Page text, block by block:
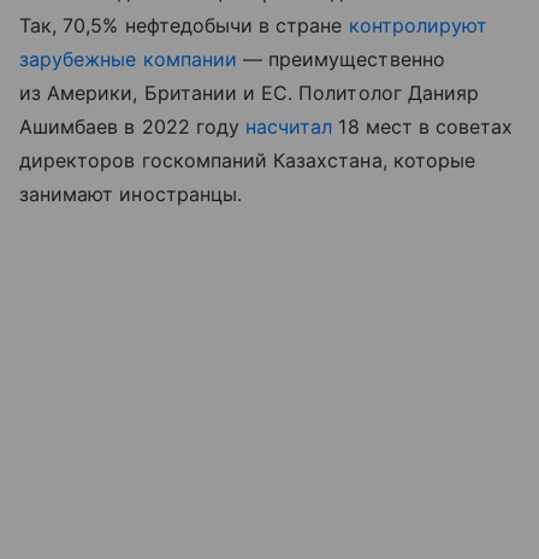
Так, 70,5% нефтедобычи в стране контролируют
зарубежные компании — преимущественно
из Америки, Британии и ЕС. Политолог Данияр
Ашимбаев в 2022 году насчитал 18 мест в советах
директоров госкомпаний Казахстана, которые
занимают иностранцы.